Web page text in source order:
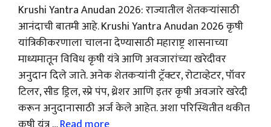
Krushi Yantra Anudan 2026: राज्यातील शेतकऱ्यांसाठी
आनंदाची बातमी आहे. Krushi Yantra Anudan 2026 कृषी
यांत्रिकीकरणाला चालना देण्यासाठी महाराष्ट्र शासनाच्या
माध्यमातून विविध कृषी यंत्रे आणि अवजारांच्या खरेदीवर
अनुदान दिले जाते. अनेक शेतकऱ्यांनी ट्रॅक्टर, रोटाव्हेटर, पॉवर
टिलर, सीड ड्रिल, स्प्रे पंप, थ्रेशर आणि इतर कृषी अवजारे खरेदी
करून अनुदानासाठी अर्ज केले आहेत. अशा परिस्थितीत थकीत